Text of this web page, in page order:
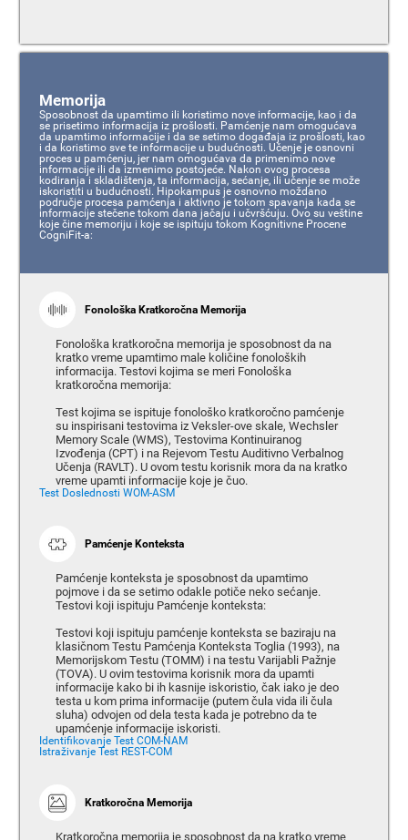
Memorija
Sposobnost da upamtimo ili koristimo nove informacije, kao i da
se prisetimo informacija iz prošlosti. Pamćenje nam omogućava
da upamtimo informacije i da se setimo događaja iz prošlosti, kao
i da koristimo sve te informacije u budućnosti. Učenje je osnovni
proces u pamćenju, jer nam omogućava da primenimo nove
informacije ili da izmenimo postojeće. Nakon ovog procesa
kodiranja i skladištenja, ta informacija, sećanje, ili učenje se može
iskoristiti u budućnosti. Hipokampus je osnovno moždano
područje procesa pamćenja i aktivno je tokom spavanja kada se
informacije stečene tokom dana jačaju i učvršćuju. Ovo su veštine
koje čine memoriju i koje se ispituju tokom Kognitivne Procene
CogniFit-a:
Fonološka Kratkoročna Memorija
Fonološka kratkoročna memorija je sposobnost da na
kratko vreme upamtimo male količine fonoloških
informacija. Testovi kojima se meri Fonološka
kratkoročna memorija:
Test kojima se ispituje fonološko kratkoročno pamćenje
su inspirisani testovima iz Veksler-ove skale, Wechsler
Memory Scale (WMS), Testovima Kontinuiranog
Izvođenja (CPT) i na Rejevom Testu Auditivno Verbalnog
Učenja (RAVLT). U ovom testu korisnik mora da na kratko
vreme upamti informacije koje je čuo.
Test Doslednosti WOM-ASM
Pamćenje Konteksta
Pamćenje konteksta je sposobnost da upamtimo
pojmove i da se setimo odakle potiče neko sećanje.
Testovi koji ispituju Pamćenje konteksta:
Testovi koji ispituju pamćenje konteksta se baziraju na
klasičnom Testu Pamćenja Konteksta Toglia (1993), na
Memorijskom Testu (TOMM) i na testu Varijabli Pažnje
(TOVA). U ovim testovima korisnik mora da upamti
informacije kako bi ih kasnije iskoristio, čak iako je deo
testa u kom prima informacije (putem čula vida ili čula
sluha) odvojen od dela testa kada je potrebno da te
upamćenje informacije iskoristi.
Identifikovanje Test COM-NAM
Istraživanje Test REST-COM
Kratkoročna Memorija
Kratkoročna memorija je sposobnost da na kratko vreme